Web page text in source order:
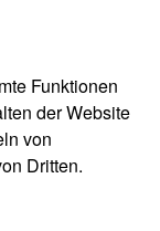
Funktionen
der Website
von
Dritten.